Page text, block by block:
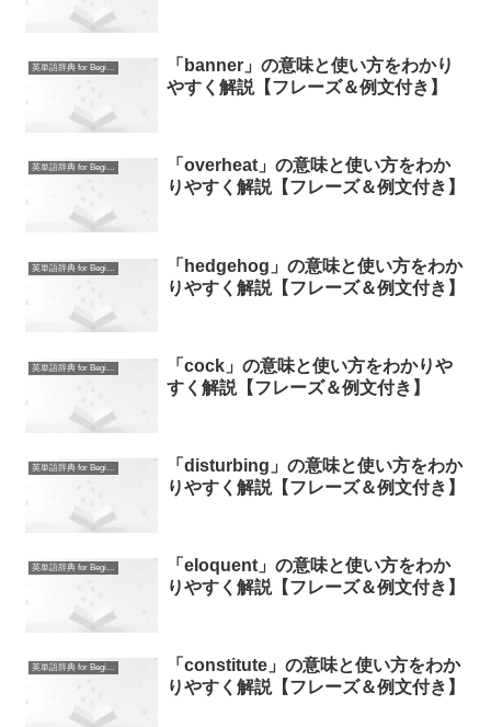
英単語辞典 for Beginners
「banner」の意味と使い方をわかり
やすく解説【フレーズ＆例文付き】
英単語辞典 for Beginners
「overheat」の意味と使い方をわか
りやすく解説【フレーズ＆例文付き】
英単語辞典 for Beginners
「hedgehog」の意味と使い方をわか
りやすく解説【フレーズ＆例文付き】
英単語辞典 for Beginners
「cock」の意味と使い方をわかりや
すく解説【フレーズ＆例文付き】
英単語辞典 for Beginners
「disturbing」の意味と使い方をわか
りやすく解説【フレーズ＆例文付き】
英単語辞典 for Beginners
「eloquent」の意味と使い方をわか
りやすく解説【フレーズ＆例文付き】
英単語辞典 for Beginners
「constitute」の意味と使い方をわか
りやすく解説【フレーズ＆例文付き】